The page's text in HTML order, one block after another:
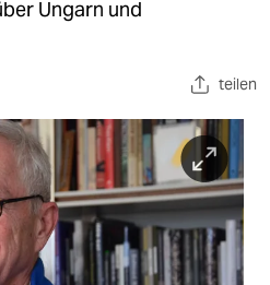
Ungarn und
teilen